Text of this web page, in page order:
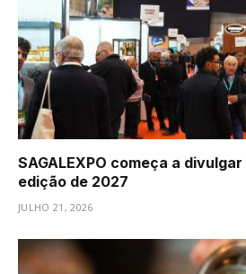
SAGALEXPO começa a
edição de 2027
JULHO 21, 2026